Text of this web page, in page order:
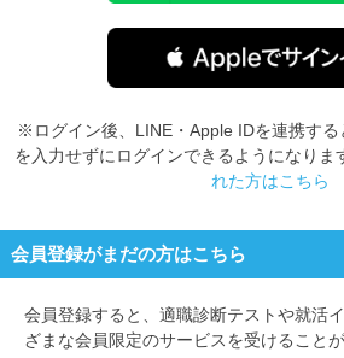
※ログイン後、LINE・Apple IDを連携する
を入力せずにログインできるようになりま
れた方はこちら
会員登録がまだの方はこちら
会員登録すると、 適職診断テストや就活
ざまな会員限定のサービスを受けることが